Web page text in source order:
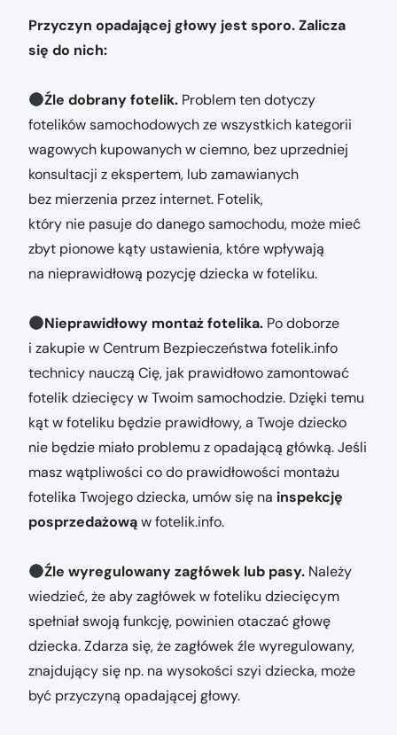
Przyczyn opadającej głowy jest sporo. Zalicza
się do nich:
Źle dobrany fotelik. Problem ten dotyczy
fotelików samochodowych ze wszystkich kategorii
wagowych kupowanych w ciemno, bez uprzedniej
konsultacji z ekspertem, lub zamawianych
bez mierzenia przez internet. Fotelik,
który nie pasuje do danego samochodu, może mieć
zbyt pionowe kąty ustawienia, które wpływają
na nieprawidłową pozycję dziecka w foteliku.
Nieprawidłowy montaż fotelika. Po doborze
i zakupie w Centrum Bezpieczeństwa fotelik.info
technicy nauczą Cię, jak prawidłowo zamontować
fotelik dziecięcy w Twoim samochodzie. Dzięki temu
kąt w foteliku będzie prawidłowy, a Twoje dziecko
nie będzie miało problemu z opadającą główką. Jeśli
masz wątpliwości co do prawidłowości montażu
fotelika Twojego dziecka, umów się na inspekcję
posprzedażowąw fotelik.info.
Źle wyregulowany zagłówek lub pasy. Należy
wiedzieć, że aby zagłówek w foteliku dziecięcym
spełniał swoją funkcję, powinien otaczać głowę
dziecka. Zdarza się, że zagłówek źle wyregulowany,
znajdujący się np. na wysokości szyi dziecka, może
być przyczyną opadającej głowy.